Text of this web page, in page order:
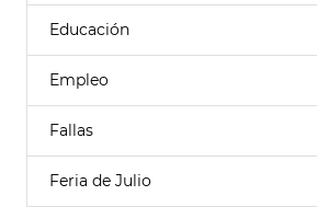
Educación
Empleo
Fallas
Feria de Julio